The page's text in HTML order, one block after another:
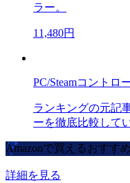
ラー。
11,480円
PC/Steamコントロ
ランキングの元記
ーを徹底比較して
Amazonで買えるおすす
詳細を見る